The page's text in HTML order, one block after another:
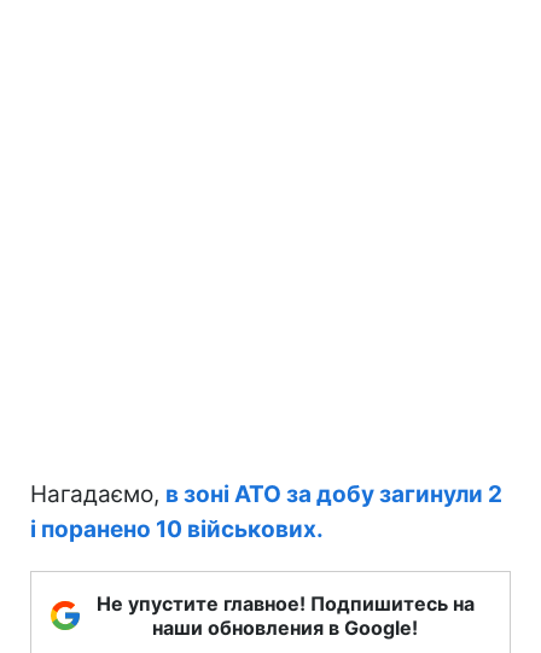
Нагадаємо, в зоні АТО за добу загинули 2
і поранено 10 військових.
Не упустите главное! Подпишитесь на
наши обновления в Google!